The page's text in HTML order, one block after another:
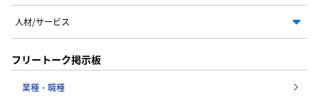
人材/サービス
フリートーク掲示板
業種・職種